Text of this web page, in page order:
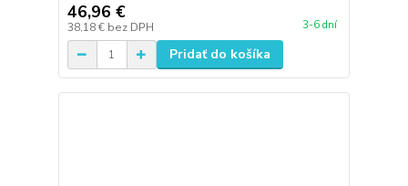
46,96 €
38,18 € bez DPH 3-6 dní
Pridať do košíka